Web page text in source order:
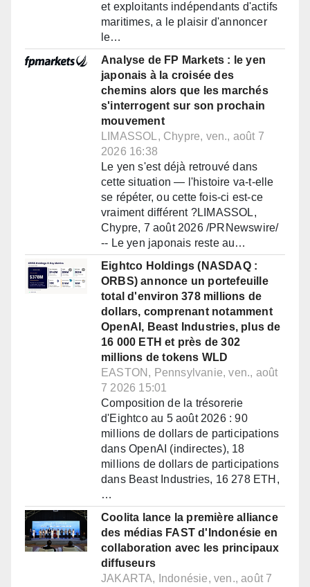
et exploitants indépendants d'actifs
maritimes, a le plaisir d'annoncer
le…
Analyse de FP Markets : le yen
japonais à la croisée des
chemins alors que les marchés
s'interrogent sur son prochain
mouvement
LIMASSOL, Chypre, ven., août 7
2026 16:38
Le yen s'est déjà retrouvé dans
cette situation — l'histoire va-t-elle
se répéter, ou cette fois-ci est-ce
vraiment différent ?LIMASSOL,
Chypre, 7 août 2026 /PRNewswire/
-- Le yen japonais reste au…
Eightco Holdings (NASDAQ :
ORBS) annonce un portefeuille
total d'environ 378 millions de
dollars, comprenant notamment
OpenAI, Beast Industries, plus de
16 000 ETH et près de 302
millions de tokens WLD
EASTON, Pennsylvanie, ven., août
7 2026 15:01
Composition de la trésorerie
d'Eightco au 5 août 2026 : 90
millions de dollars de participations
dans OpenAI (indirectes), 18
millions de dollars de participations
dans Beast Industries, 16 278 ETH,
…
Coolita lance la première alliance
des médias FAST d'Indonésie en
collaboration avec les principaux
diffuseurs
JAKARTA, Indonésie, ven., août 7